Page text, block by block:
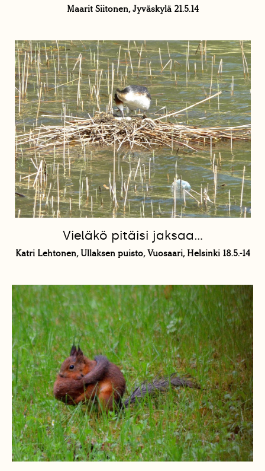
Maarit Siitonen, Jyväskylä 21.5.14
Vieläkö pitäisi jaksaa...
Katri Lehtonen, Ullaksen puisto, Vuosaari, Helsinki 18.5.-14